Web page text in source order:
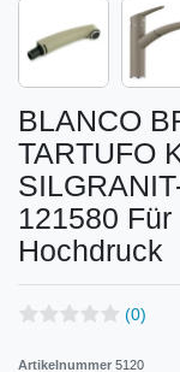
BLANCO
TARTUFO
121580
Hochdruck
(0)
Artikelnummer 5120